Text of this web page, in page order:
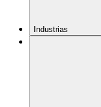
Industrias